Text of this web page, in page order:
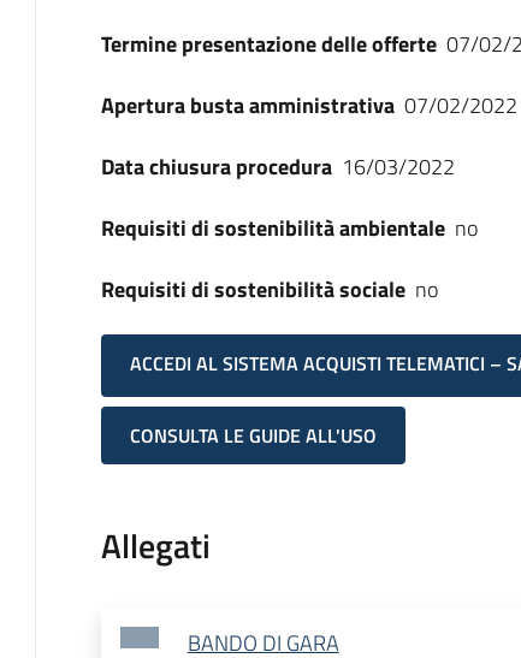
Termine presentazione delle offerte 07/02/
Apertura busta amministrativa 07/02/2022
Data chiusura procedura 16/03/2022
Requisiti di sostenibilità ambientale no
Requisiti di sostenibilità sociale no
ACCEDI AL SISTEMA ACQUISTI TELEMATICI –
CONSULTA LE GUIDE ALL'USO
Allegati
BANDO DI GARA